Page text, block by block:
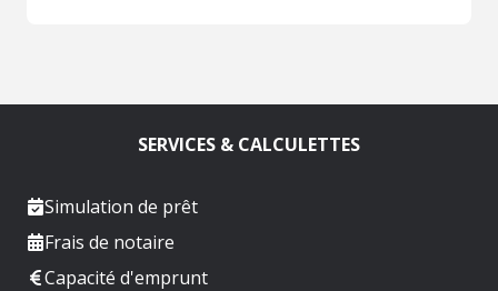
SERVICES & CALCULETTES
Simulation de prêt
Frais de notaire
Capacité d'emprunt